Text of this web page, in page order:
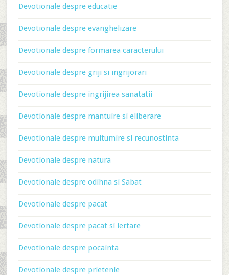
Devotionale despre educatie
Devotionale despre evanghelizare
Devotionale despre formarea caracterului
Devotionale despre griji si ingrijorari
Devotionale despre ingrijirea sanatatii
Devotionale despre mantuire si eliberare
Devotionale despre multumire si recunostinta
Devotionale despre natura
Devotionale despre odihna si Sabat
Devotionale despre pacat
Devotionale despre pacat si iertare
Devotionale despre pocainta
Devotionale despre prietenie